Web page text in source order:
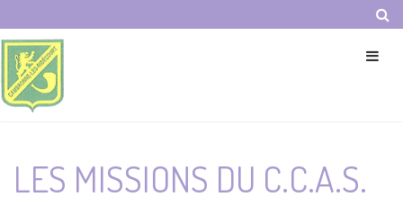
LES MISSIONS DU C.C.A.S.